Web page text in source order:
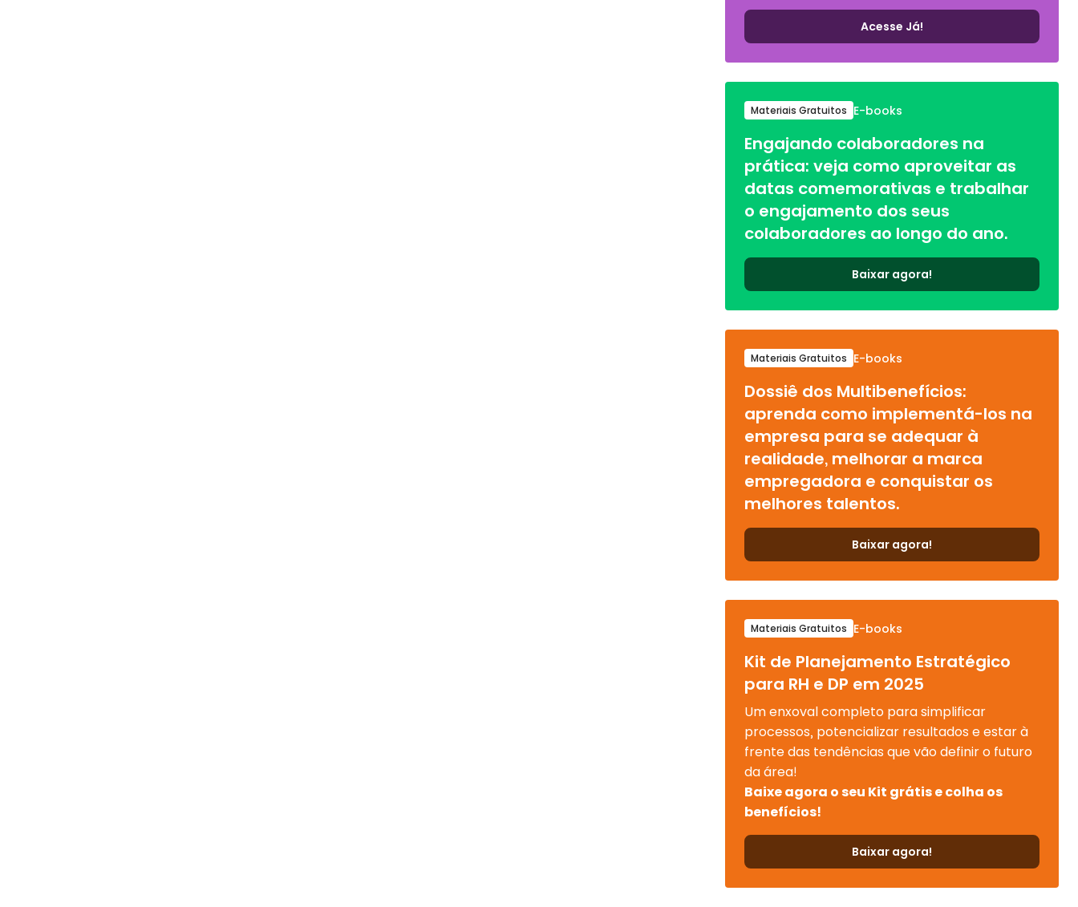
Acesse Já!
Materiais Gratuitos E-books
Engajando colaboradores na
prática: veja como aproveitar as
datas comemorativas e trabalhar
o engajamento dos seus
colaboradores ao longo do ano.
Baixar agora!
Materiais Gratuitos E-books
Dossiê dos Multibenefícios:
aprenda como implementá-los na
empresa para se adequar à
realidade, melhorar a marca
empregadora e conquistar os
melhores talentos.
Baixar agora!
Materiais Gratuitos E-books
Kit de Planejamento Estratégico
para RH e DP em 2025
Um enxoval completo para simplificar
processos, potencializar resultados e estar à
frente das tendências que vão definir o futuro
da área!
Baixe agora o seu Kit grátis e colha os
benefícios!
Baixar agora!